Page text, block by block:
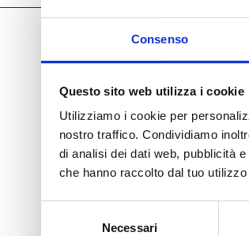
Consenso
Questo sito web utilizza i cookie
Utilizziamo i cookie per
nostro traffico. Condividiamo
di analisi dei dati web, pubblicità
che hanno raccolto dal tuo
Necessari